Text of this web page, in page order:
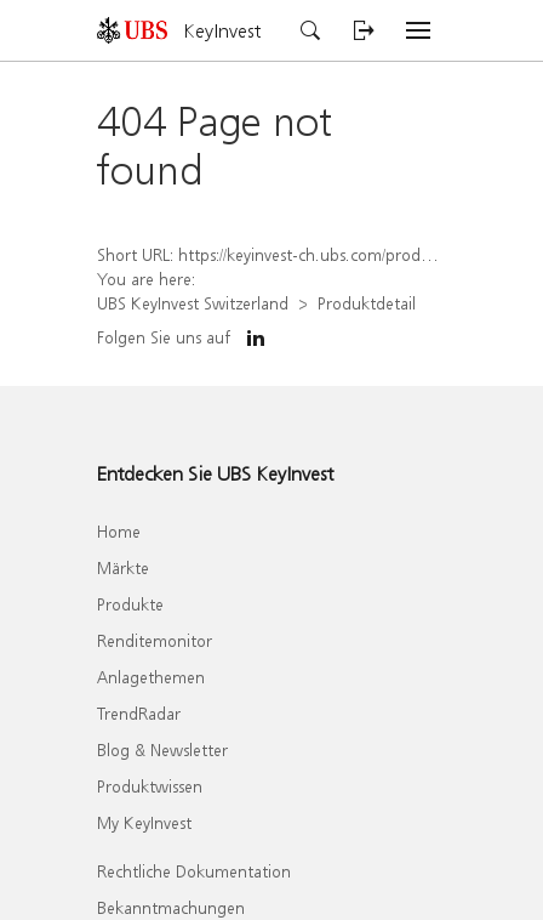
KeyInvest
404 Page not
found
Short URL: https://keyinvest-ch.ubs.com/produkt/detail/index/isin/CH1572303662
You are here:
UBS KeyInvest Switzerland
Produktdetail
Folgen Sie uns auf
Entdecken Sie UBS KeyInvest
Home
Märkte
Produkte
Renditemonitor
Anlagethemen
TrendRadar
Blog & Newsletter
Produktwissen
My KeyInvest
Rechtliche Dokumentation
Bekanntmachungen